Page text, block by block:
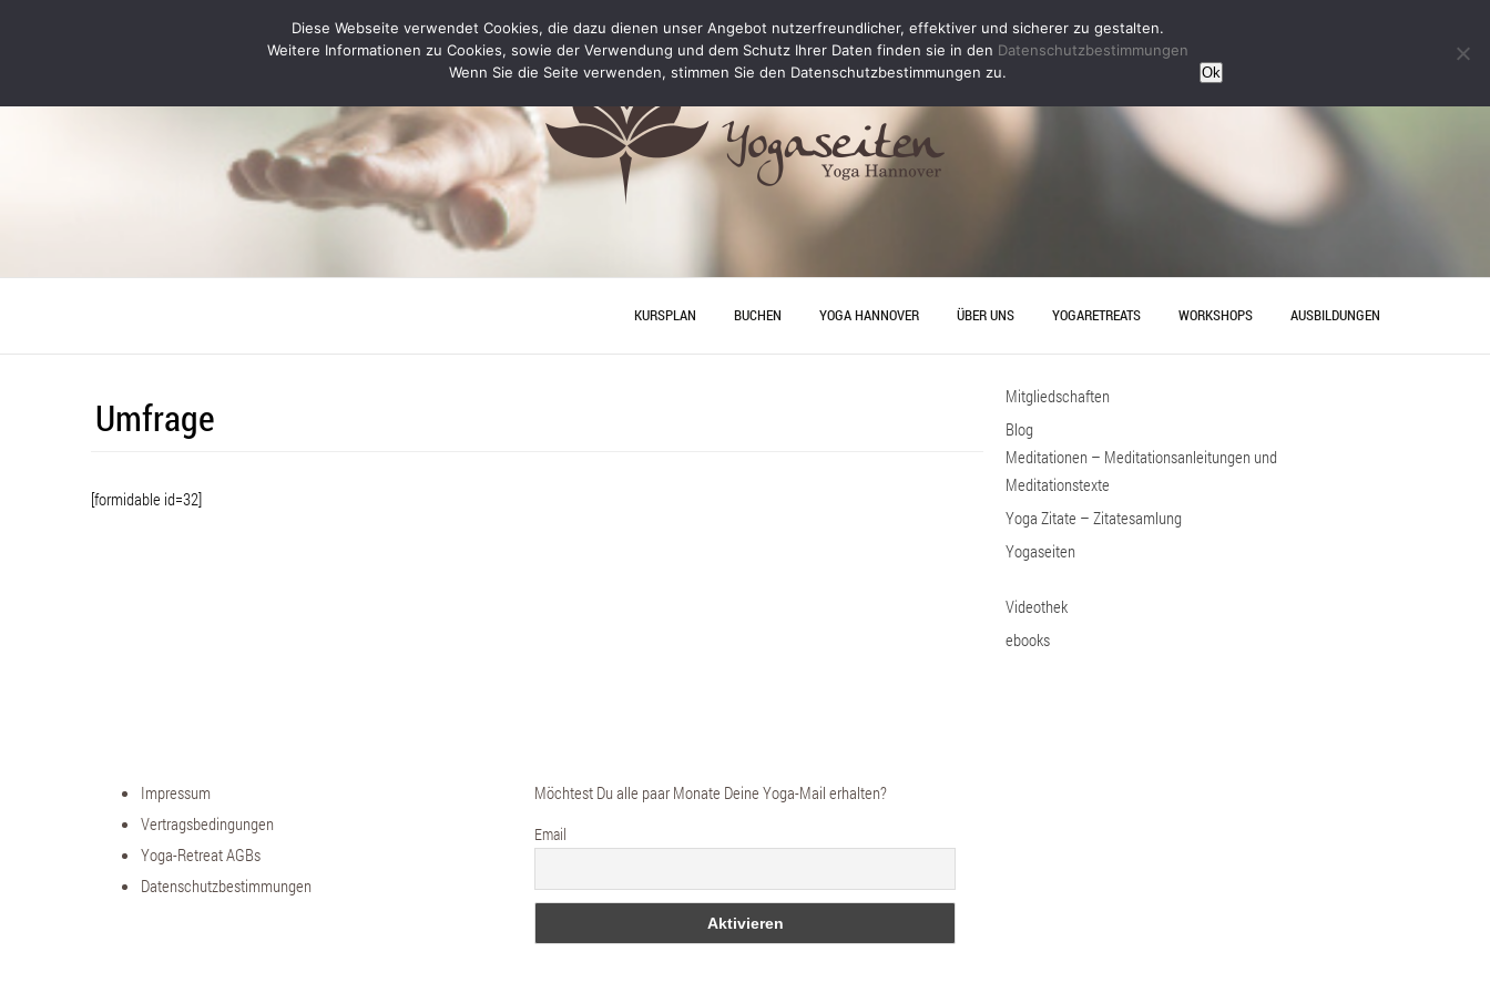
KURSPLAN BUCHEN YOGA HANNOVER ÜBER UNS
JUNGGESELLENABSCHIED IN
HANNOVER – ENTSPANNUNG MIT
KONTAKT
YOGARETREATS WORKSHOPS AUSBILDUNGEN
Umfrage
[formidable id=32]
Mitgliedschaften
Blog
Meditationen – Meditationsanleitungen und
Meditationstexte
Yoga Zitate – Zitatesamlung
Yogaseiten
Videothek
ebooks
Impressum
Vertragsbedingungen
Yoga-Retreat AGBs
Datenschutzbestimmungen
Möchtest Du alle paar Monate Deine Yoga-Mail erhalten?
Email
Diese Webseite verwendet Cookies, die dazu dienen unser Angebot nutzerfreundlicher, effektiver und sicherer zu gestalten.
Weitere Informationen zu Cookies, sowie der Verwendung und dem Schutz Ihrer Daten finden sie in den Datenschutzbestimmungen
Wenn Sie die Seite verwenden, stimmen Sie den Datenschutzbestimmungen zu.
Ok